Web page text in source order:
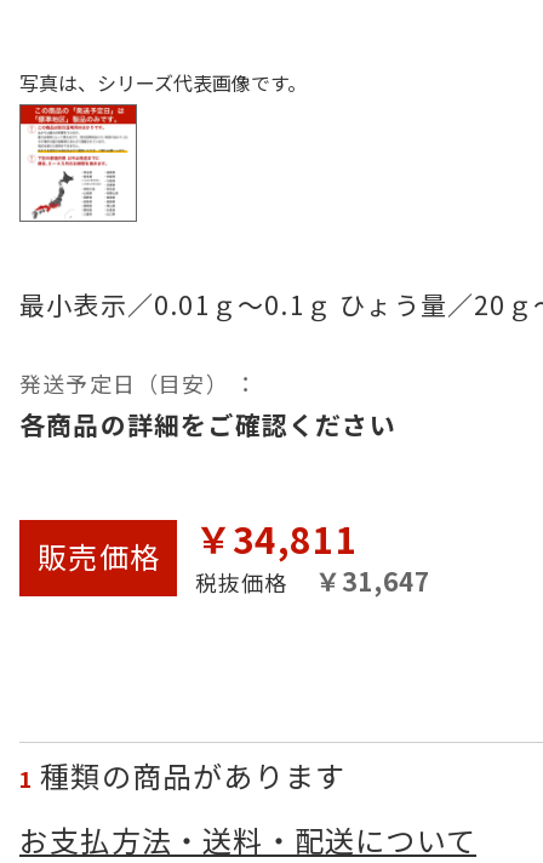
写真は、シリーズ代表画像です。
最小表示／0.01ｇ～0.1ｇ ひょう量／20ｇ
発送予定日（目安） ：
各商品の詳細をご確認ください
販売価格 ￥34,811
税抜価格 ￥31,647
1 種類の商品があります
お支払方法・送料・配送について